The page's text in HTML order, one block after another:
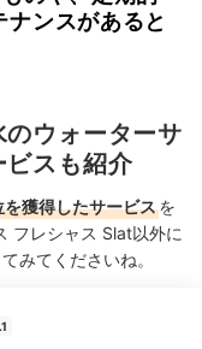
ンスがあると
ウォーターサ
ビスも紹介
獲得したサービスを
フレシャス Slat以外に
みてくださいね。